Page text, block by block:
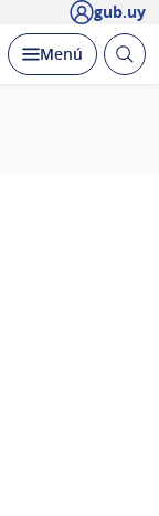
gub.uy
Desplegar
Menú Abrir